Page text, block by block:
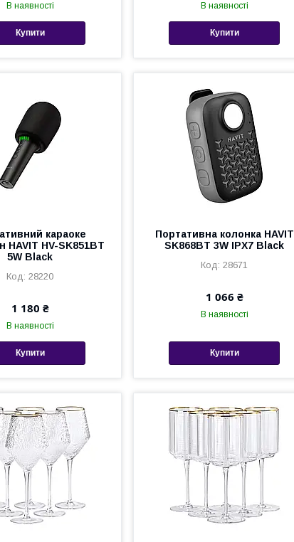
В наявності
Купити
В наявності
Купити
караоке
HAVIT HV-SK851BT
5W Black
28220
1 180 ₴
В наявності
Купити
Портативна колонка HAVIT
SK868BT 3W IPX7 Black
28671
1 066 ₴
В наявності
Купити